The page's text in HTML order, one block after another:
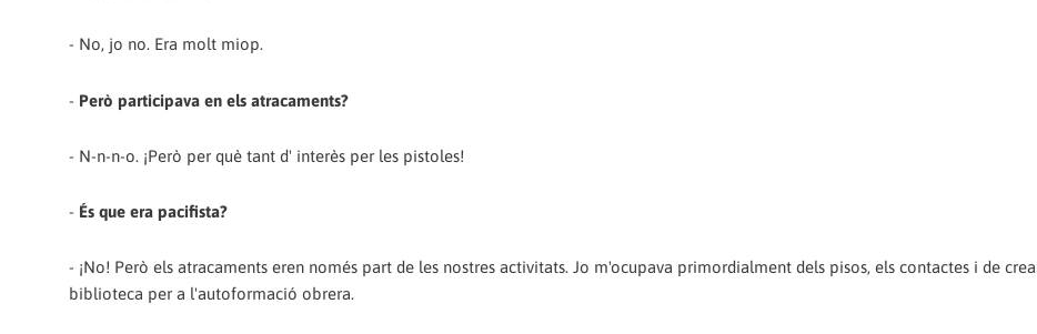
- No, jo no. Era molt miop.
- Però participava en els atracaments?
- N-n-n-o. ¡Però per què tant d' interès per les pistoles!
- És que era pacifista?
- ¡No! Però els atracaments eren només part de les nostres activitats. Jo m'ocupava primordialment dels pisos, els contactes i de
biblioteca per a l'autoformació obrera.